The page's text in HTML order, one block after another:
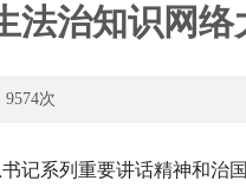
法治知识网络
9574次
系列重要讲话精神和治